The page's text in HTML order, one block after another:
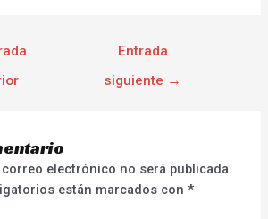
Entrada
siguiente →
electrónico no será publicada.
están marcados con*